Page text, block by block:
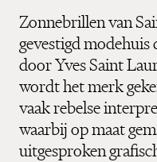
Zonnebrillen van
gevestigd modehuis
door Yves Saint
wordt het merk
vaak rebelse
waarbij op maat
uitgesproken